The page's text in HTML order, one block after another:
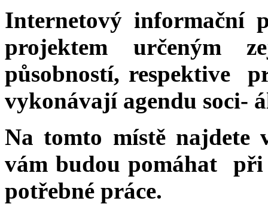
Internetový informační
projektem určeným
působností, respektive
vykonávají agendu soci-
Na tomto místě najdete
vám budou pomáhat
potřebné práce.